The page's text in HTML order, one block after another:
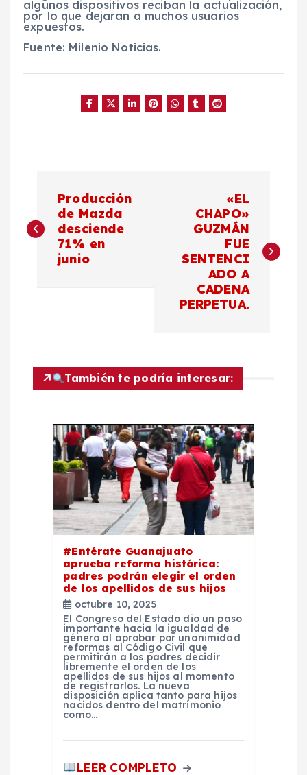
algunos dispositivos reciban la actualización,
por lo que dejaran a muchos usuarios
expuestos.
Fuente: Milenio Noticias.
a
c
Producción
de Mazda
desciende
71% en
junio
«EL
CHAPO»
GUZMÁN
FUE
SENTENCI
ADO A
CADENA
PERPETUA.
También te podría interesar:
#Entérate Guanajuato
aprueba reforma histórica:
padres podrán elegir el orden
de los apellidos de sus hijos
octubre 10, 2025
El Congreso del Estado dio un paso
importante hacia la igualdad de
género al aprobar por unanimidad
reformas al Código Civil que
permitirán a los padres decidir
libremente el orden de los
apellidos de sus hijos al momento
de registrarlos. La nueva
disposición aplica tanto para hijos
nacidos dentro del matrimonio
como…
LEER COMPLETO